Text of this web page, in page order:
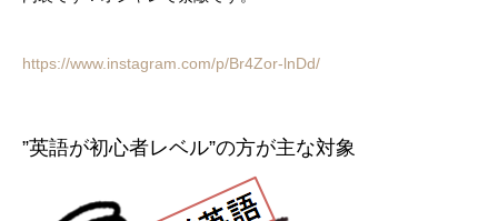
https://www.instagram.com/p/Br4Zor-lnDd/
”英語が初心者レベル”の方が主な対象